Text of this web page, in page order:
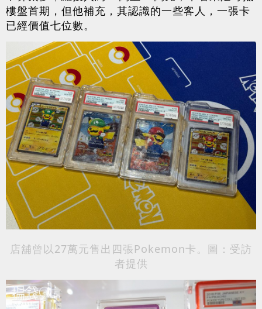
樓盤首期，但他補充，其認識的一些客人，一張卡
已經價值七位數。
店舖曾以27萬元售出四張Pokemon卡。圖：受訪
者提供